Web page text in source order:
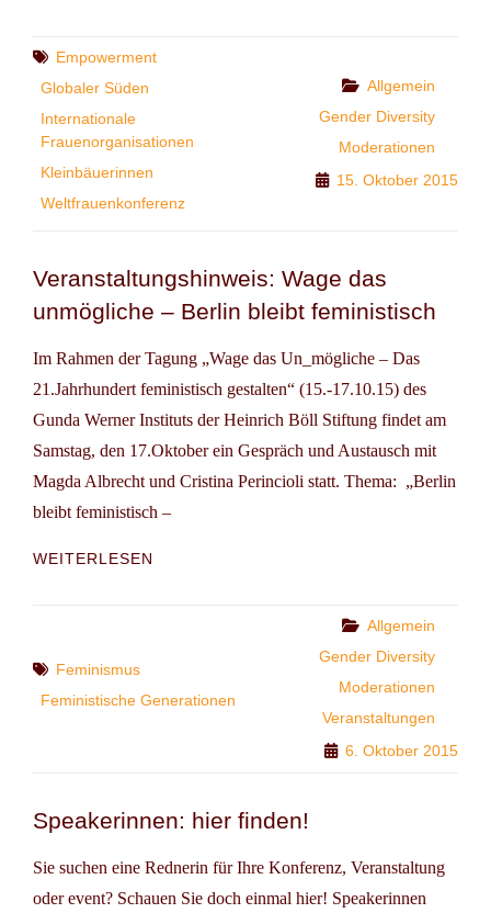
DIE
Tags
Empowerment
Globaler Süden
Internationale
Frauenorganisationen
Kleinbäuerinnen
Weltfrauenkonferenz
Categories
Allgemein
Gender Diversity
Moderationen
15. Oktober 2015
Veranstaltungshinweis: Wage das
unmögliche – Berlin bleibt feministisch
Im Rahmen der Tagung „Wage das Un_mögliche – Das
21.Jahrhundert feministisch gestalten“ (15.-17.10.15) des
Gunda Werner Instituts der Heinrich Böll Stiftung findet am
Samstag, den 17.Oktober ein Gespräch und Austausch mit
Magda Albrecht und Cristina Perincioli statt. Thema: „Berlin
bleibt feministisch –
WEITERLESEN
BLEIBT
Tags
Feminismus
Feministische Generationen
Categories
Allgemein
Gender Diversity
Moderationen
Veranstaltungen
6. Oktober 2015
Speakerinnen: hier finden!
Sie suchen eine Rednerin für Ihre Konferenz, Veranstaltung
oder event? Schauen Sie doch einmal hier! Speakerinnen